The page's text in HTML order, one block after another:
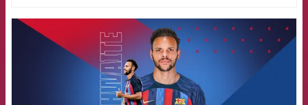
FCB Barcelona badge